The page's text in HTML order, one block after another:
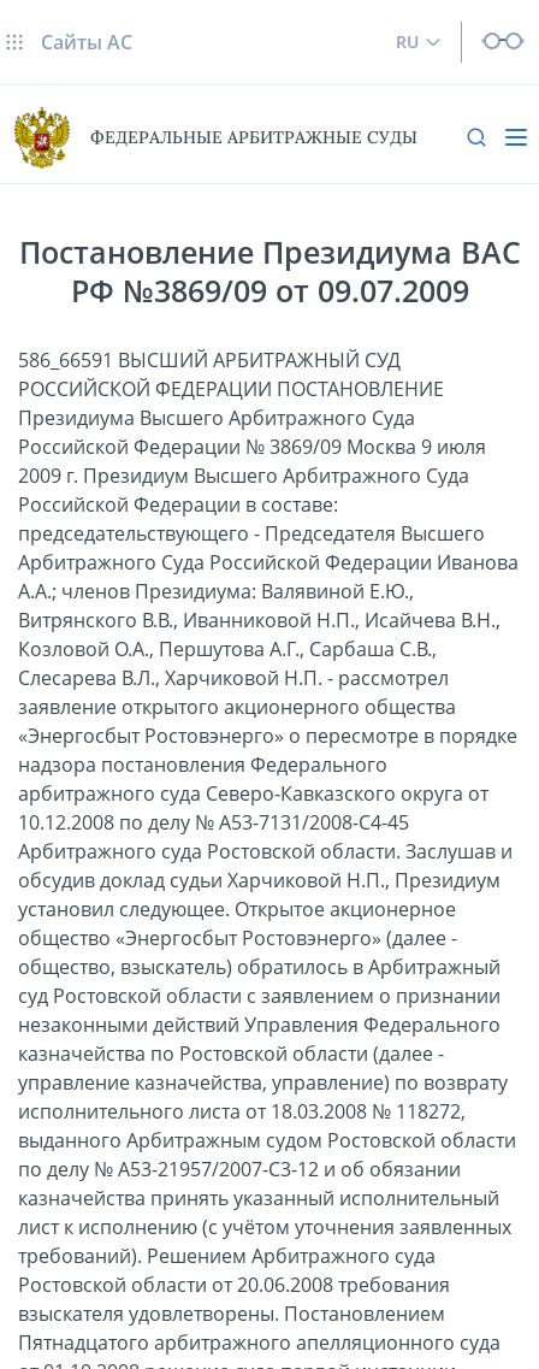
RU
Сайты AC
ФЕДЕРАЛЬНЫЕ АРБИТРАЖНЫЕ СУДЫ
Постановление Президиума ВАС
РФ №3869/09 от 09.07.2009
586_66591 ВЫСШИЙ АРБИТРАЖНЫЙ СУД
РОССИЙСКОЙ ФЕДЕРАЦИИ ПОСТАНОВЛЕНИЕ
Президиума Высшего Арбитражного Суда
Российской Федерации № 3869/09 Москва 9 июля
2009 г. Президиум Высшего Арбитражного Суда
Российской Федерации в составе:
председательствующего - Председателя Высшего
Арбитражного Суда Российской Федерации Иванова
А.А.; членов Президиума: Валявиной Е.Ю.,
Витрянского В.В., Иванниковой Н.П., Исайчева В.Н.,
Козловой О.А., Першутова А.Г., Сарбаша С.В.,
Слесарева В.Л., Харчиковой Н.П. - рассмотрел
заявление открытого акционерного общества
«Энергосбыт Ростовэнерго» о пересмотре в порядке
надзора постановления Федерального
арбитражного суда Северо-Кавказского округа от
10.12.2008 по делу № А53-7131/2008-С4-45
Арбитражного суда Ростовской области. Заслушав и
обсудив доклад судьи Харчиковой Н.П., Президиум
установил следующее. Открытое акционерное
общество «Энергосбыт Ростовэнерго» (далее -
общество, взыскатель) обратилось в Арбитражный
суд Ростовской области с заявлением о признании
незаконными действий Управления Федерального
казначейства по Ростовской области (далее -
управление казначейства, управление) по возврату
исполнительного листа от 18.03.2008 № 118272,
выданного Арбитражным судом Ростовской области
по делу № А53-21957/2007-С3-12 и об обязании
казначейства принять указанный исполнительный
лист к исполнению (с учётом уточнения заявленных
требований). Решением Арбитражного суда
Ростовской области от 20.06.2008 требования
взыскателя удовлетворены. Постановлением
Пятнадцатого арбитражного апелляционного суда